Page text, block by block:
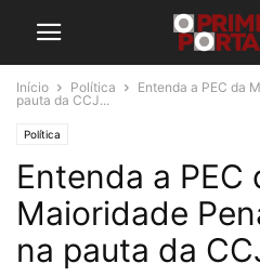
Início Política
Entenda a PEC da
pauta da CCJ...
Política
Entenda a PEC
Maioridade
na pauta da